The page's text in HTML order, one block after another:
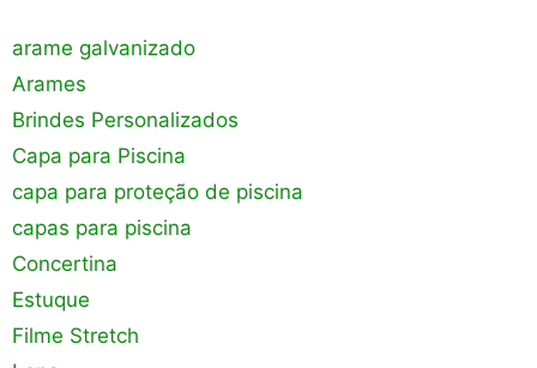
arame galvanizado
Arames
Brindes Personalizados
Capa para Piscina
capa para proteção de piscina
capas para piscina
Concertina
Estuque
Filme Stretch